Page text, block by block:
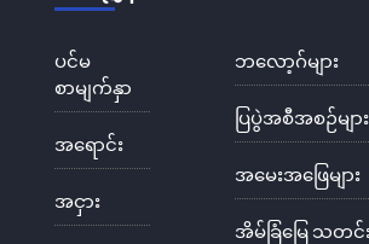
ပင်မ
စာမျက်နှာ
အရောင်း
အငှား
ဘလော့ဂ်များ
ပြပွဲအစီအစဉ်များ
အမေးအဖြေများ
အိမ်ခြံမြေ သတင်